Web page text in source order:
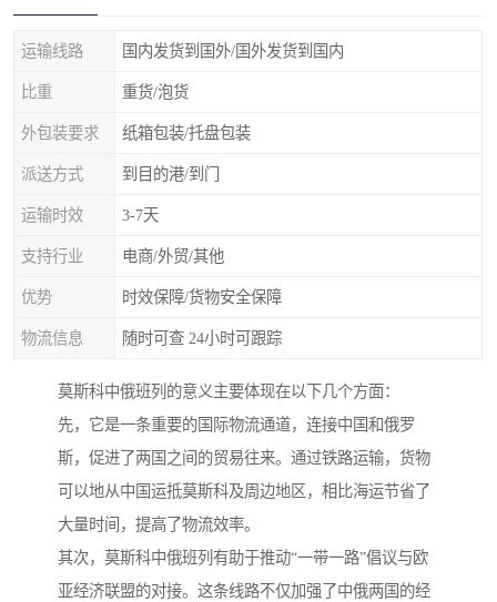
运输线路 国内发货到国外/国外发货到国内
比重 重货/泡货
外包装要求 纸箱包装/托盘包装
派送方式 到目的港/到门
运输时效 3-7天
支持行业 电商/外贸/其他
优势 时效保障/货物安全保障
物流信息 随时可查 24小时可跟踪
莫斯科中俄班列的意义主要体现在以下几个方面：
先，它是一条重要的国际物流通道，连接中国和俄罗
斯，促进了两国之间的贸易往来。通过铁路运输，货物
可以地从中国运抵莫斯科及周边地区，相比海运节省了
大量时间，提高了物流效率。
其次，莫斯科中俄班列有助于推动“一带一路”倡议与欧
亚经济联盟的对接。这条线路不仅加强了中俄两国的经